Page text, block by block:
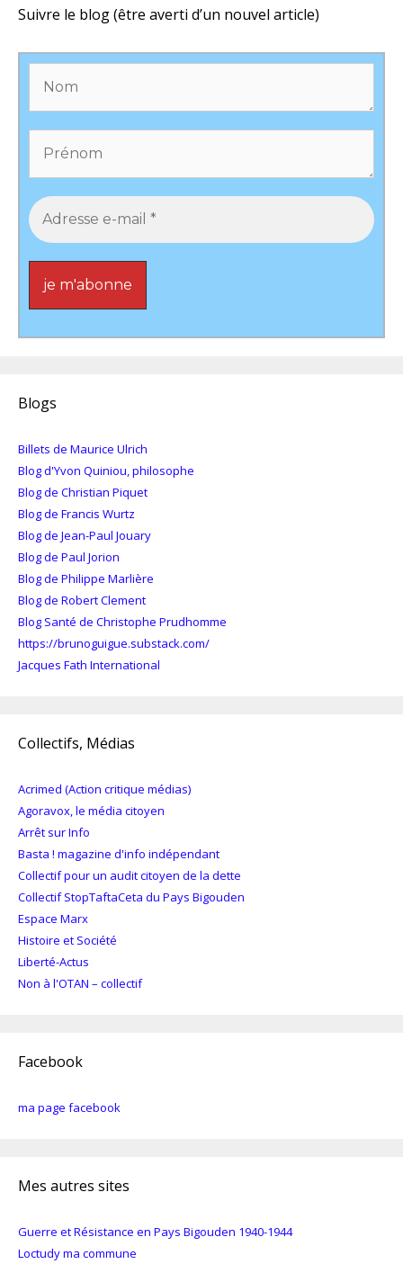
Suivre le blog (être averti d’un nouvel article)
Blogs
Billets de Maurice Ulrich
Blog d'Yvon Quiniou, philosophe
Blog de Christian Piquet
Blog de Francis Wurtz
Blog de Jean-Paul Jouary
Blog de Paul Jorion
Blog de Philippe Marlière
Blog de Robert Clement
Blog Santé de Christophe Prudhomme
https://brunoguigue.substack.com/
Jacques Fath International
Collectifs, Médias
Acrimed (Action critique médias)
Agoravox, le média citoyen
Arrêt sur Info
Basta ! magazine d'info indépendant
Collectif pour un audit citoyen de la dette
Collectif StopTaftaCeta du Pays Bigouden
Espace Marx
Histoire et Société
Liberté-Actus
Non à l'OTAN – collectif
Facebook
ma page facebook
Mes autres sites
Guerre et Résistance en Pays Bigouden 1940-1944
Loctudy ma commune